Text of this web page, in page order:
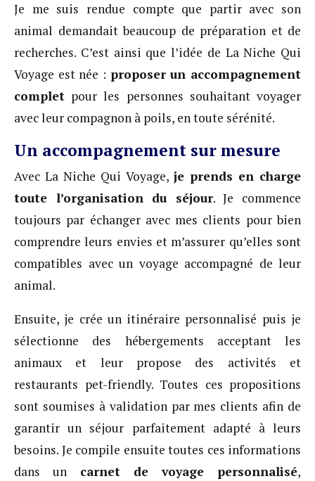
Je me suis rendue compte que partir avec son
animal demandait beaucoup de préparation et de
recherches. C’est ainsi que l’idée de La Niche Qui
Voyage est née : proposer un accompagnement
complet pour les personnes souhaitant voyager
avec leur compagnon à poils, en toute sérénité.
Un accompagnement sur mesure
Avec La Niche Qui Voyage, je prends en charge
toute l’organisation du séjour. Je commence
toujours par échanger avec mes clients pour bien
comprendre leurs envies et m’assurer qu’elles sont
compatibles avec un voyage accompagné de leur
animal.
Ensuite, je crée un itinéraire personnalisé puis je
sélectionne des hébergements acceptant les
animaux et leur propose des activités et
restaurants pet-friendly. Toutes ces propositions
sont soumises à validation par mes clients afin de
garantir un séjour parfaitement adapté à leurs
besoins. Je compile ensuite toutes ces informations
dans un carnet de voyage personnalisé,